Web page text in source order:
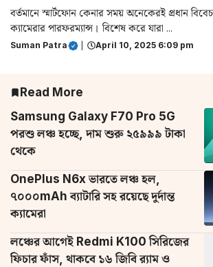
বর্তমানে স্মার্টফোন কেনার সময় অনেকেরই প্রধান
ক্যামেরার পারফরম্যান্স। বিশেষ করে যারা ...
Suman Patra April 10, 2025 6:09 pm
Read More
Samsung Galaxy F70 Pro 5G
পরশু লঞ্চ হচ্ছে, দাম শুরু ২৫৯৯৯ টাকা
থেকে
OnePlus N6x ভারতে লঞ্চ হল,
৭০০০mAh ব্যাটারি সহ রয়েছে দুর্দান্ত
ক্যামেরা
লঞ্চের আগেই Redmi K100 সিরিজের
ফিচার ফাঁস, থাকবে ১৬ জিবি র‌্যাম ও